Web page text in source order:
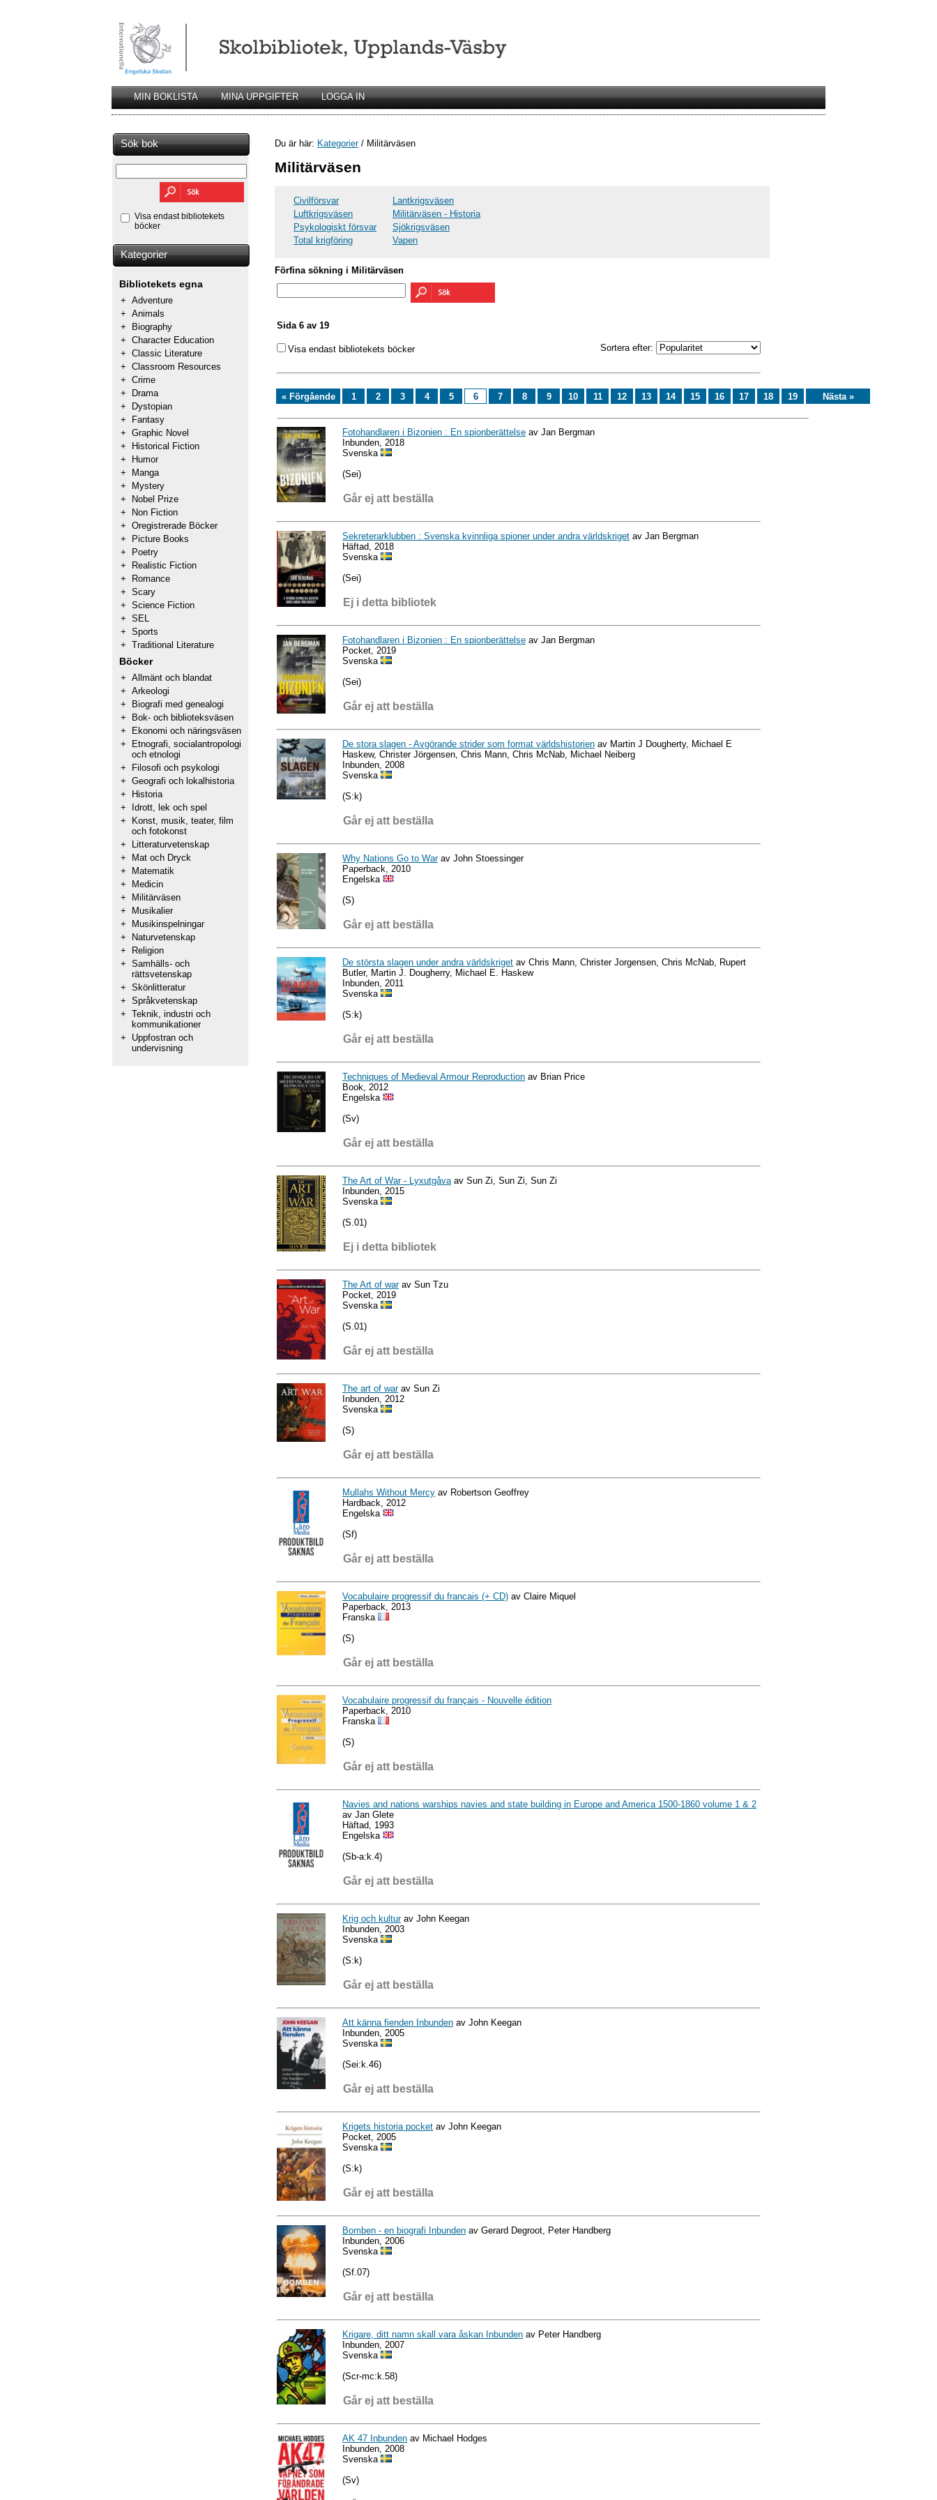
MIN BOKLISTA MINA UPPGIFTER LOGGA IN
Sök bok
Visa endast bibliotekets
böcker
Kategorier
Bibliotekets egna
+ Adventure
+ Animals
+
Biography
+ Character Education
+ Classic Literature
+ Classroom Resources
+ Crime
+
Drama
+
Dystopian
+
Fantasy
+ Graphic Novel
+
Historical Fiction
+
Humor
+
Manga
+
Mystery
+
Nobel Prize
+
Non Fiction
+ Oregistrerade Böcker
+
Picture Books
+
Poetry
+
Realistic Fiction
+
Romance
+ Scary
+ Science Fiction
+ SEL
+ Sports
+ Traditional Literature
Böcker
+ Allmänt och blandat
+ Arkeologi
+
Biografi med genealogi
+
Bok- och biblioteksväsen
+
Ekonomi och näringsväsen
+
Etnografi, socialantropologi
och etnologi
+
Filosofi och psykologi
+ Geografi och lokalhistoria
+
Historia
+
Idrott, lek och spel
+
Konst, musik, teater, film
och fotokonst
+
Litteraturvetenskap
+
Mat och Dryck
+
Matematik
+
Medicin
+
Militärväsen
+
Musikalier
+
Musikinspelningar
+
Naturvetenskap
+
Religion
+ Samhälls- och
rättsvetenskap
+ Skönlitteratur
+ Språkvetenskap
+ Teknik, industri och
kommunikationer
+
Uppfostran och
undervisning
Du är här: Kategorier/ Militärväsen
Militärväsen
Civilförsvar
Lantkrigsväsen
Luftkrigsväsen
Militärväsen - Historia
Psykologiskt försvar
Sjökrigsväsen
Total krigföring
Vapen
Förfina sökning i Militärväsen
Sida 6 av 19
Visa endast bibliotekets böcker Sortera efter:
« Förgående 1 2 3 4 5 6 7 8 9 10 11 12 13 14 15 16 17 18 19 Nästa »
Fotohandlaren i Bizonien : En spionberättelse av Jan Bergman
Inbunden, 2018
Svenska
(Sei)
Går ej att beställa
Sekreterarklubben : Svenska kvinnliga spioner under andra världskriget av Jan Bergman
Häftad, 2018
Svenska
(Sei)
Ej i detta bibliotek
Fotohandlaren i Bizonien : En spionberättelse av Jan Bergman
Pocket, 2019
Svenska
(Sei)
Går ej att beställa
De stora slagen - Avgörande strider som format världshistorien av Martin J Dougherty, Michael E
Haskew, Christer Jörgensen, Chris Mann, Chris McNab, Michael Neiberg
Inbunden, 2008
Svenska
(S:k)
Går ej att beställa
Why Nations Go to Warav John Stoessinger
Paperback, 2010
Engelska
(S)
Går ej att beställa
De största slagen under andra världskriget av Chris Mann, Christer Jorgensen, Chris McNab, Rupert
Butler, Martin J. Dougherry, Michael E. Haskew
Inbunden, 2011
Svenska
(S:k)
Går ej att beställa
Techniques of Medieval Armour Reproduction av Brian Price
Book, 2012
Engelska
(Sv)
Går ej att beställa
The Art of War - Lyxutgåva av Sun Zi, Sun Zi, Sun Zi
Inbunden, 2015
Svenska
(S.01)
Ej i detta bibliotek
The Art of warav Sun Tzu
Pocket, 2019
Svenska
(S.01)
Går ej att beställa
The art of warav Sun Zi
Inbunden, 2012
Svenska
(S)
Går ej att beställa
Mullahs Without Mercy av Robertson Geoffrey
Hardback, 2012
Engelska
(Sf)
Går ej att beställa
Vocabulaire progressif du francais (+ CD) av Claire Miquel
Paperback, 2013
Franska
(S)
Går ej att beställa
Vocabulaire progressif du français - Nouvelle édition
Paperback, 2010
Franska
(S)
Går ej att beställa
Navies and nations warships navies and state building in Europe and America 1500-1860 volume 1 & 2
av Jan Glete
Häftad, 1993
Engelska
(Sb-a:k.4)
Går ej att beställa
Krig och kulturav John Keegan
Inbunden, 2003
Svenska
(S:k)
Går ej att beställa
Att känna fienden Inbunden av John Keegan
Inbunden, 2005
Svenska
(Sei:k.46)
Går ej att beställa
Krigets historia pocket av John Keegan
Pocket, 2005
Svenska
(S:k)
Går ej att beställa
Bomben - en biografi Inbunden av Gerard Degroot, Peter Handberg
Inbunden, 2006
Svenska
(Sf.07)
Går ej att beställa
Krigare, ditt namn skall vara åskan Inbunden av Peter Handberg
Inbunden, 2007
Svenska
(Scr-mc:k.58)
Går ej att beställa
AK 47 Inbunden av Michael Hodges
Inbunden, 2008
Svenska
(Sv)